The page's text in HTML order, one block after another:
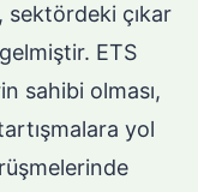
sektördeki çıkar
ETS
sahibi olması,
yol